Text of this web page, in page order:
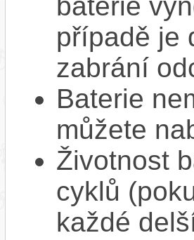
případě je
zabrání
Baterie
můžete
Životnost
cyklů
každé